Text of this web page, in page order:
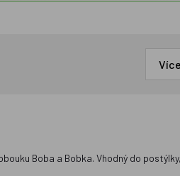
Boba a Bobka. Vhodný do